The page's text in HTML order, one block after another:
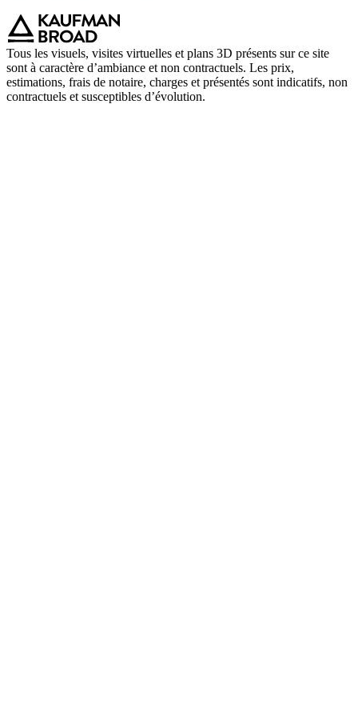
Tous les visuels, visites virtuelles et plans 3D présents sur ce site
sont à caractère d’ambiance et non contractuels. Les prix,
estimations, frais de notaire, charges et présentés sont indicatifs, non
contractuels et susceptibles d’évolution.